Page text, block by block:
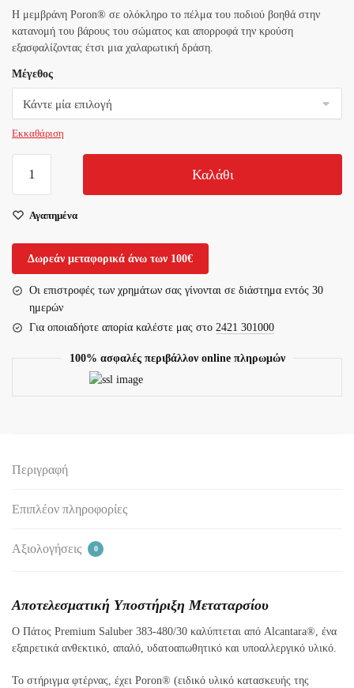
Η μεμβράνη Poron® σε ολόκληρο το πέλμα του ποδιού βοηθά στην
κατανομή του βάρους του σώματος και απορροφά την κρούση
εξασφαλίζοντας έτσι μια χαλαρωτική δράση.
Μέγεθος
Εκκαθάριση
Πέλμα
383-
ποσότητα
Καλάθι
Αγαπημένα
Δωρεάν μεταφορικά άνω των 100€
Οι επιστροφές των χρημάτων σας γίνονται σε διάστημα εντός 30
ημερών
Για οποιαδήοτε απορία καλέστε μας στο 2421 301000
100% ασφαλές περιβάλλον online πληρωμών
Περιγραφή
Επιπλέον πληροφορίες
Αξιολογήσεις 0
Αποτελεσματική Υποστήριξη Μεταταρσίου
Ο Πάτος Premium Saluber 383-480/30 καλύπτεται από Alcantara®, ένα
εξαιρετικά ανθεκτικό, απαλό, υδατοαπωθητικό και υποαλλεργικό υλικό.
Το στήριγμα φτέρνας, έχει Poron® (ειδικό υλικό κατασκευής της